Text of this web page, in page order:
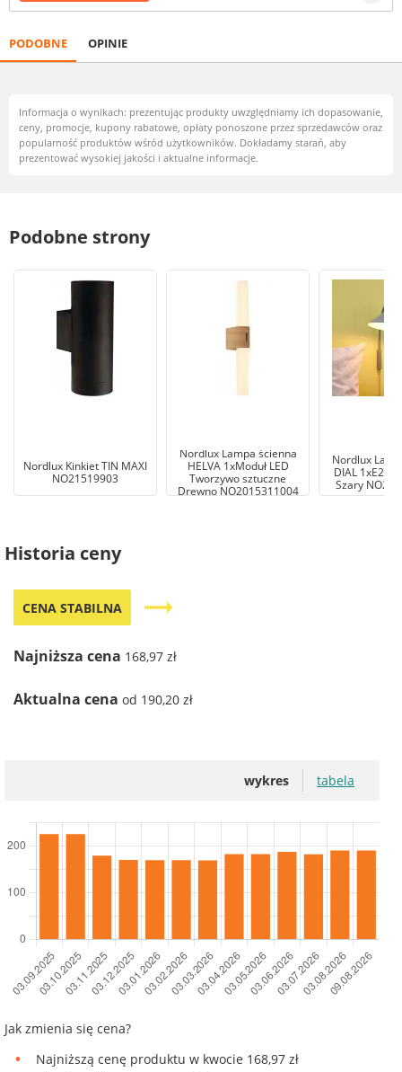
PODOBNE OPINIE
Informacja o wynikach: prezentując produkty uwzględniamy ich dopasowanie,
ceny, promocje, kupony rabatowe, opłaty ponoszone przez sprzedawców oraz
popularność produktów wśród użytkowników. Dokładamy starań, aby
prezentować wysokiej jakości i aktualne informacje.
Podobne strony
Nordlux Kinkiet TIN MAXI
NO21519903
Nordlux Lampa ścienna
HELVA 1xModuł LED
Tworzywo sztuczne
Drewno NO2015311004
Nordlux
DIAL 1xE27
Szary
Historia ceny
CENA STABILNA trending_flat
Najniższa cena 168,97 zł
Aktualna cena od 190,20 zł
wykres tabela
Jak zmienia się cena?
Najniższą cenę produktu w kwocie 168,97 zł